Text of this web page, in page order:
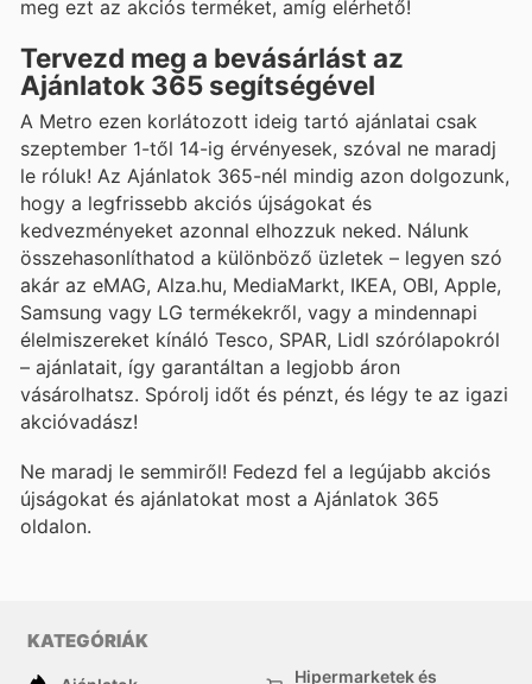
meg ezt az akciós terméket, amíg elérhető!
Tervezd meg a bevásárlást az
Ajánlatok 365 segítségével
A Metro ezen korlátozott ideig tartó ajánlatai csak
szeptember 1-től 14-ig érvényesek, szóval ne maradj
le róluk! Az Ajánlatok 365-nél mindig azon dolgozunk,
hogy a legfrissebb akciós újságokat és
kedvezményeket azonnal elhozzuk neked. Nálunk
összehasonlíthatod a különböző üzletek – legyen szó
akár az eMAG, Alza.hu, MediaMarkt, IKEA, OBI, Apple,
Samsung vagy LG termékekről, vagy a mindennapi
élelmiszereket kínáló Tesco, SPAR, Lidl szórólapokról
– ajánlatait, így garantáltan a legjobb áron
vásárolhatsz. Spórolj időt és pénzt, és légy te az igazi
akcióvadász!
Ne maradj le semmiről! Fedezd fel a legújabb akciós
újságokat és ajánlatokat most a Ajánlatok 365
oldalon.
KATEGÓRIÁK
Hipermarketek és